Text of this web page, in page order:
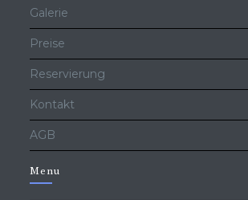
Galerie
Preise
Reservierung
Kontakt
AGB
Menu